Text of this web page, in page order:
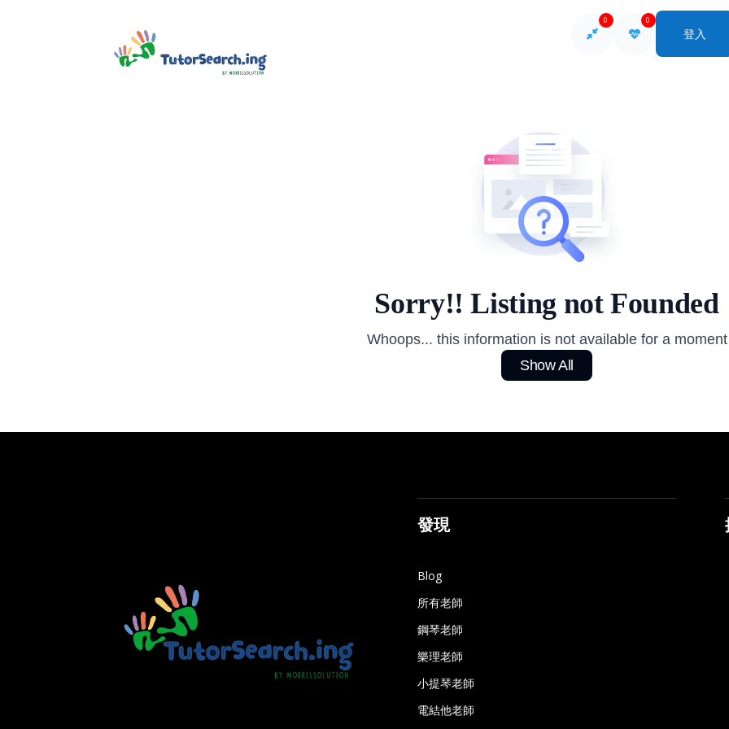
0 0
登入
Sorry!! Listing not Founded
Whoops... this information is not available for a moment
Show All
發現
Blog
所有老師
鋼琴老師
樂理老師
小提琴老師
電結他老師